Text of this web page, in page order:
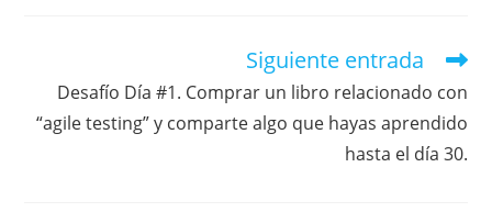
Siguiente entrada
Desafío Día #1. Comprar un libro relacionado con
“agile testing” y comparte algo que hayas aprendido
hasta el día 30.